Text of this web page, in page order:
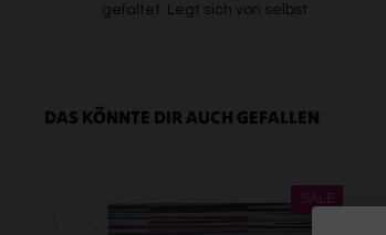
gefaltet. Legt sich von selbst
DAS KÖNNTE DIR AUCH GEFALLEN